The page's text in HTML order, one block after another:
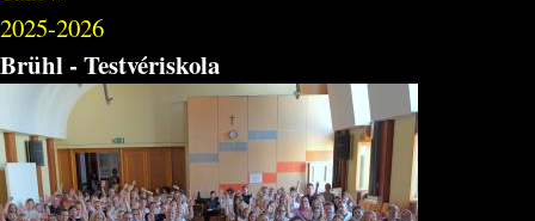
2025-2026
Brühl - Testvériskola